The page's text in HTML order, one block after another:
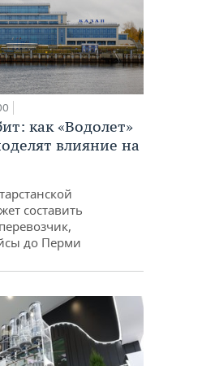
как «Водолет»
влияние на
составить
до Перми